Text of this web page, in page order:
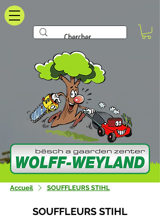
Accueil SOUFFLEURS STIHL
SOUFFLEURS STIHL